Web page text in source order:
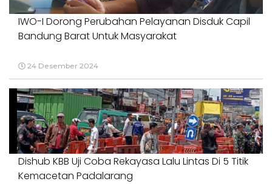
IWO-I Dorong Perubahan Pelayanan Disduk Capil
Bandung Barat Untuk Masyarakat
24 Desember 2024
Dishub KBB Uji Coba Rekayasa Lalu Lintas Di 5 Titik
Kemacetan Padalarang